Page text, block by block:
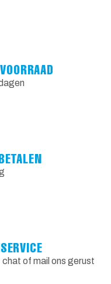
of mail ons gerust